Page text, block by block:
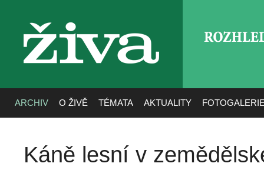
živa
ARCHIV O ŽIVĚ TÉMATA AKTUALITY
Káně lesní v